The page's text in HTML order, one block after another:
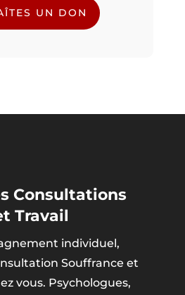
UN DON
Consultations
Travail
individuel,
Souffrance et
vous. Psychologues,